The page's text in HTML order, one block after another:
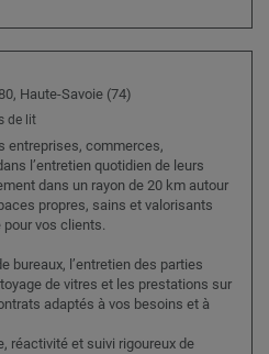
Haute-Savoie (74)
de lit
entreprises, commerces,
l’entretien quotidien de leurs
dans un rayon de 20 km autour
propres, sains et valorisants
vos clients.
bureaux, l’entretien des parties
de vitres et les prestations sur
adaptés à vos besoins et à
réactivité et suivi rigoureux de